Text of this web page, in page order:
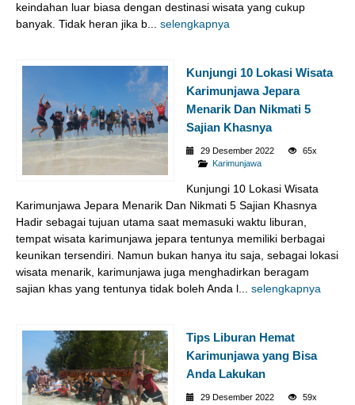
keindahan luar biasa dengan destinasi wisata yang cukup
banyak. Tidak heran jika b... selengkapnya
Kunjungi 10 Lokasi Wisata
Karimunjawa Jepara
Menarik Dan Nikmati 5
Sajian Khasnya
29 Desember 2022
65x
Karimunjawa
Kunjungi 10 Lokasi Wisata
Karimunjawa Jepara Menarik Dan Nikmati 5 Sajian Khasnya
Hadir sebagai tujuan utama saat memasuki waktu liburan,
tempat wisata karimunjawa jepara tentunya memiliki berbagai
keunikan tersendiri. Namun bukan hanya itu saja, sebagai lokasi
wisata menarik, karimunjawa juga menghadirkan beragam
sajian khas yang tentunya tidak boleh Anda l... selengkapnya
Tips Liburan Hemat
Karimunjawa yang Bisa
Anda Lakukan
29 Desember 2022
59x